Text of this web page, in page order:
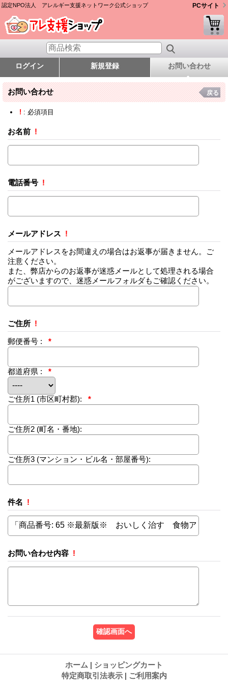
認定NPO法人 アレルギー支援ネットワーク公式ショップ PCサイト
ログイン 新規登録 お問い合わせ
お問い合わせ 戻る
! : 必須項目
お名前 !
電話番号 !
メールアドレス !
メールアドレスをお間違えの場合はお返事が届きません。ご
注意ください。
また、弊店からのお返事が迷惑メールとして処理される場合
がございますので、迷惑メールフォルダもご確認ください。
ご住所 !
郵便番号 : *
都道府県 : *
ご住所1 (市区町村郡): *
ご住所2 (町名・番地):
ご住所3 (マンション・ビル名・部屋番号):
件名 !
お問い合わせ内容 !
ホーム | ショッピングカート
特定商取引法表示 | ご利用案内